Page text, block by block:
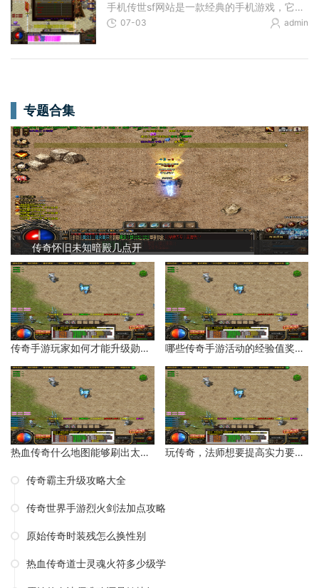
手机传世sf网站是一款经典的手机游戏，它继承了传世这个经典游戏的核心玩法，同时加入了更多新的元素和创新。在手机传世sf网站中，玩家可以体验到传世游戏的精髓，感受到极致的
07-03 admin
专题合集
传奇怀旧未知暗殿几点开
传奇手游玩家如何才能升级勋章等级？ 哪些传奇手游活动的经验值奖励比较多？
热血传奇什么地图能够刷出太阳水？ 玩传奇，法师想要提高实力要如何操作呢？
传奇霸主升级攻略大全
传奇世界手游烈火剑法加点攻略
原始传奇时装残怎么换性别
热血传奇道士灵魂火符多少级学